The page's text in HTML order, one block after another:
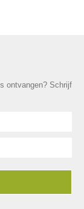
ontvangen? Schrijf